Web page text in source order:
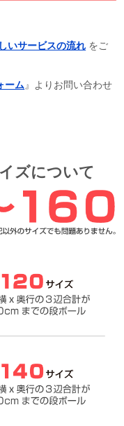
いサービスの流れ をご
ーム』よりお問い合わせ
ズについて